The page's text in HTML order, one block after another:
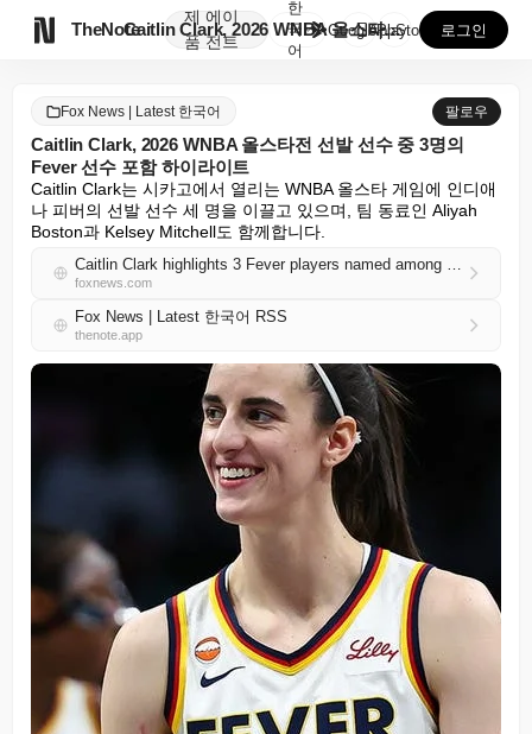
TheNote
제
품
에이
전트
Caitlin Clark, 2026 WNBA 올스타전 ...
한
국
어
GooglePlay
AppStore 로그인
Fox News | Latest 한국어 팔로우
Caitlin Clark, 2026 WNBA 올스타전 선발 선수 중 3명의
Fever 선수 포함 하이라이트
Caitlin Clark는 시카고에서 열리는 WNBA 올스타 게임에 인디애
나 피버의 선발 선수 세 명을 이끌고 있으며, 팀 동료인 Aliyah
Boston과 Kelsey Mitchell도 함께합니다.
Caitlin Clark highlights 3 Fever players named among 2026 WNBA All-Star Game starters
foxnews.com
Fox News | Latest 한국어 RSS
thenote.app